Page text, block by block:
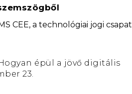
CEE, a technológiai jogi csapat
épül a jövő digitális
23.